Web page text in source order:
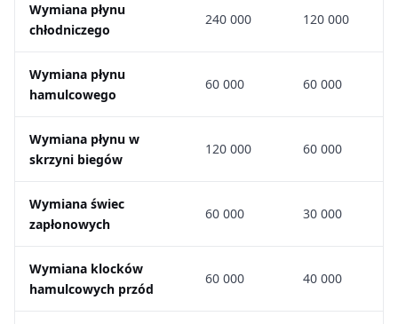
Wymiana płynu
chłodniczego
240 000 120 000
Wymiana płynu
hamulcowego
60 000 60 000
Wymiana płynu w
skrzyni biegów
120 000 60 000
Wymiana świec
zapłonowych
60 000 30 000
Wymiana klocków
hamulcowych przód
60 000 40 000